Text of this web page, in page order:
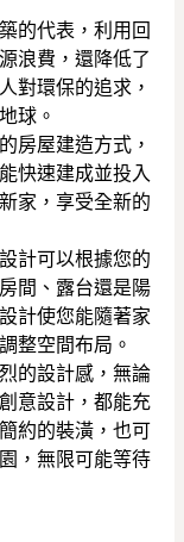
的代表，利用回
浪費，還降低了
對環保的追求，
球。
房屋建造方式，
快速建成並投入
家，享受全新的
計可以根據您的
間、露台還是陽
計使您能隨著家
整空間布局。
的設計感，無論
意設計，都能充
約的裝潢，也可
，無限可能等待